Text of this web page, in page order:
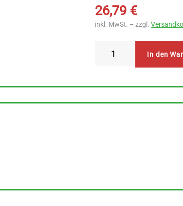
26,79 €
inkl. MwSt. – zzgl.
für
Reste
Menge
In den